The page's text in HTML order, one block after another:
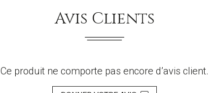
Avis Clients
Ce produit ne comporte pas encore d’avis client.